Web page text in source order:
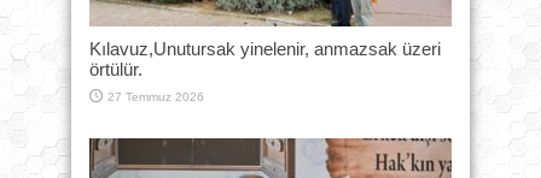
Kılavuz,Unutursak yinelenir, anmazsak üzeri
örtülür.
27 Temmuz 2026